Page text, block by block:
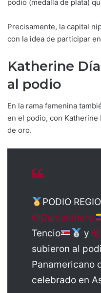
podio (medalla de plata)
Precisamente, la capital
con la idea de participar
Katherine
al podio
En la rama femenina
en el podio, con Katherine
de oro.
PODIO
@Danieldhers
Tencio
y
subieron al
Panamericano
celebrado en